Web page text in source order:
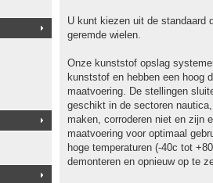
U kunt kiezen uit de standaard
geremde wielen.
Onze kunststof opslag
kunststof en hebben een hoog
maatvoering. De stellingen
geschikt in de sectoren
maken, corroderen niet en zijn
maatvoering voor optimaal
hoge temperaturen (-40c tot
demonteren en opnieuw op te